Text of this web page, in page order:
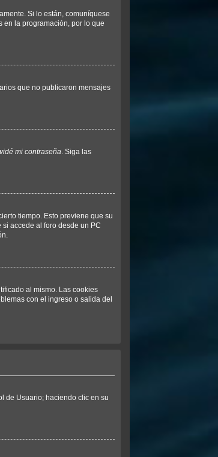
Si lo están, comuníquese
en la programación, por lo que
que no publicaron mensajes
mi contraseña. Siga las
tiempo. Esto previene que su
accede al foro desde un PC
al mismo. Las cookies
con el ingreso o salida del
de Usuario; haciendo clic en su